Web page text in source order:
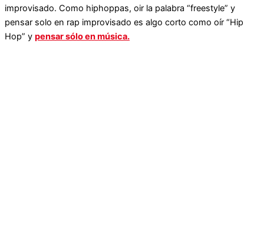
improvisado. Como hiphoppas, oir la palabra “freestyle” y
pensar solo en rap improvisado es algo corto como oír “Hip
Hop” y pensar sólo en música.